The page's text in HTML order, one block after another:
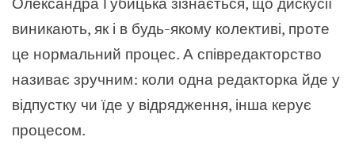
виникають, як і в будь-якому колективі, проте
це нормальний процес. А співредакторство
називає зручним: коли одна редакторка йде у
відпустку чи їде у відрядження, інша керує
процесом.